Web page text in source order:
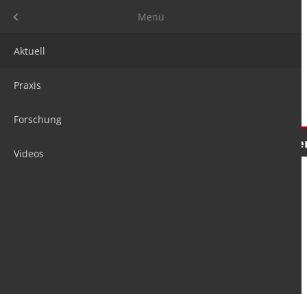
Menü
Aktuell
Praxis
Forschung
Videos